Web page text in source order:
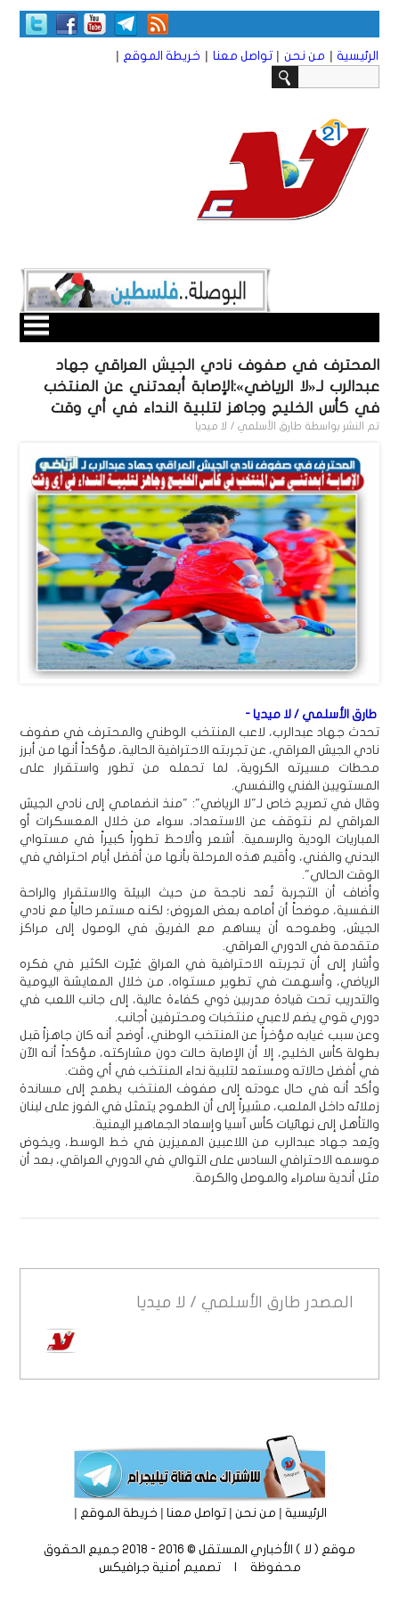
الرئيسية | من نحن | تواصل معنا | خريطة الموقع |
المحترف في صفوف نادي الجيش العراقي جهاد
عبدالرب لـ«لا الرياضي»:الإصابة أبعدتني عن المنتخب
في كأس الخليج وجاهز لتلبية النداء في أي وقت
تم النشر بواسطة طارق الأسلمي / لا ميديا
طارق الأسلمي / لا ميديا -
تحدث جهاد عبدالرب، لاعب المنتخب الوطني والمحترف في صفوف
نادي الجيش العراقي، عن تجربته الاحترافية الحالية، مؤكداً أنها من أبرز
محطات مسيرته الكروية، لما تحمله من تطور واستقرار على
المستويين الفني والنفسي.
وقال في تصريح خاص لـ"لا الرياضي": "منذ انضمامي إلى نادي الجيش
العراقي لم نتوقف عن الاستعداد، سواء من خلال المعسكرات أو
المباريات الودية والرسمية. أشعر وألاحظ تطوراً كبيراً في مستواي
البدني والفني، وأقيم هذه المرحلة بأنها من أفضل أيام احترافي في
الوقت الحالي".
وأضاف أن التجربة تُعد ناجحة من حيث البيئة والاستقرار والراحة
النفسية، موضحاً أن أمامه بعض العروض؛ لكنه مستمر حالياً مع نادي
الجيش، وطموحه أن يساهم مع الفريق في الوصول إلى مراكز
متقدمة في الدوري العراقي.
وأشار إلى أن تجربته الاحترافية في العراق غيّرت الكثير في فكره
الرياضي، وأسهمت في تطوير مستواه، من خلال المعايشة اليومية
والتدريب تحت قيادة مدربين ذوي كفاءة عالية، إلى جانب اللعب في
دوري قوي يضم لاعبي منتخبات ومحترفين أجانب.
وعن سبب غيابه مؤخراً عن المنتخب الوطني، أوضح أنه كان جاهزاً قبل
بطولة كأس الخليج، إلا أن الإصابة حالت دون مشاركته، مؤكداً أنه الآن
في أفضل حالاته ومستعد لتلبية نداء المنتخب في أي وقت.
وأكد أنه في حال عودته إلى صفوف المنتخب يطمح إلى مساندة
زملائه داخل الملعب، مشيراً إلى أن الطموح يتمثل في الفوز على لبنان
والتأهل إلى نهائيات كأس آسيا وإسعاد الجماهير اليمنية.
ويُعد جهاد عبدالرب من اللاعبين المميزين في خط الوسط، ويخوض
موسمه الاحترافي السادس على التوالي في الدوري العراقي، بعد أن
مثل أندية سامراء والموصل والكرمة.
المصدر طارق الأسلمي / لا ميديا
الرئيسية|من نحن|تواصل معنا|خريطة الموقع |
موقع ( لا ) الأخباري المستقل © 2016 - 2018 جميع الحقوق
محفوظة | تصميم أمنية جرافيكس